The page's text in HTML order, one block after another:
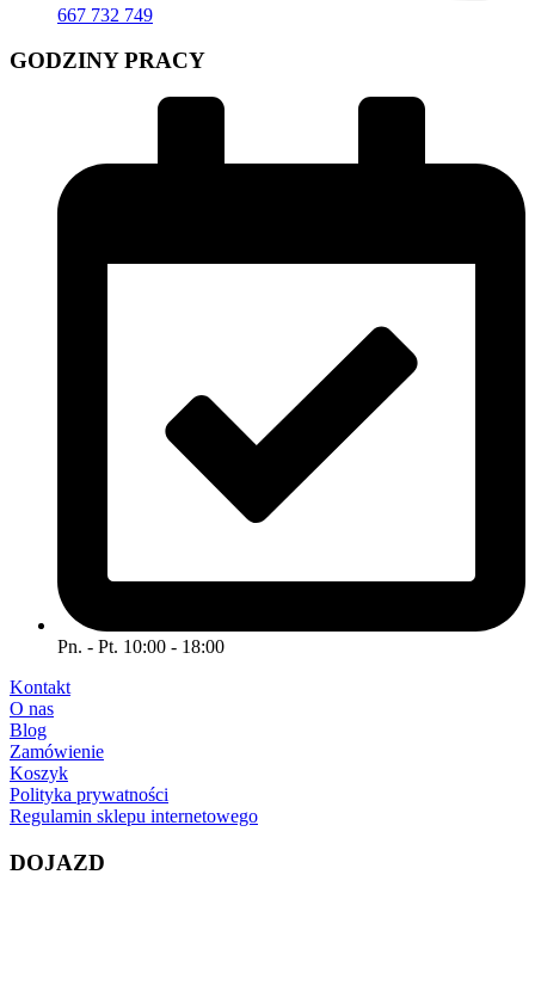
667 732 749
GODZINY PRACY
Pn. - Pt. 10:00 - 18:00
Kontakt
O nas
Blog
Zamówienie
Koszyk
Polityka prywatności
Regulamin sklepu internetowego
DOJAZD